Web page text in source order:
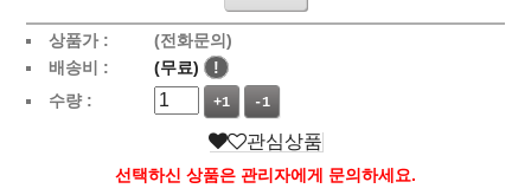
상품가 :
(전화문의)
배송비 :
(무료)
!
수량 :
+1 -1
관심상품
선택하신 상품은 관리자에게 문의하세요.